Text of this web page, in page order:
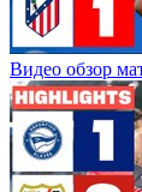
Видео обзор